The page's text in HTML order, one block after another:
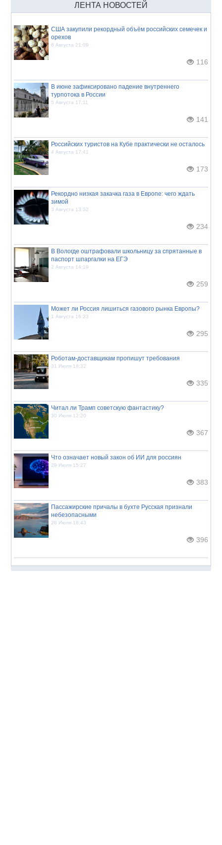
ЛЕНТА НОВОСТЕЙ
США закупили рекордный объём российских семечек и
орехов
6 Августа 21:09
116
В июне зафиксировано падение внутреннего
турпотока в России
5 Августа 17:11
141
Российских туристов на Кубе практически не осталось
4 Августа 17:41
173
Рекордно низкая закачка газа в Европе: чего ждать
зимой
3 Августа 13:32
234
В Вологде оштрафовали школьницу за спрятанные в
паспорт шпаргалки на ЕГЭ
2 Августа 14:19
259
Может ли Россия лишиться газового рынка Европы?
1 Августа 16:23
295
Роботам-доставщикам пропишут требования
31 Июля 18:32
335
Читал ли Трамп советскую фантастику?
30 Июля 12:20
367
Что означает новый закон об ИИ для россиян
29 Июля 15:27
383
Пассажирские причалы в бухте Русская признали
небезопасными
28 Июля 18:43
396